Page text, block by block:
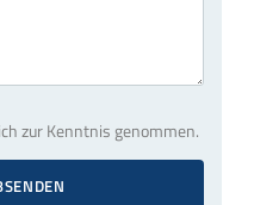
zur Kenntnis genommen.